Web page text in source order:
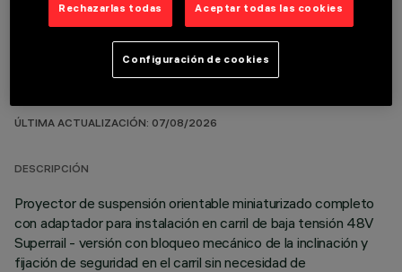
ÚLTIMA ACTUALIZACIÓN: 07/08/2026
DESCRIPCIÓN
Proyector de suspensión orientable miniaturizado completo
con adaptador para instalación en carril de baja tensión 48V
Superrail - versión con bloqueo mecánico de la inclinación y
fijación de seguridad en el carril sin necesidad de
Rechazarlas todas Aceptar todas las cookies
Configuración de cookies